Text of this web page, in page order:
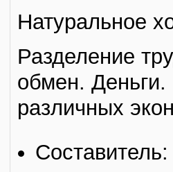
Натуральное
Разделение
обмен. Деньги.
различных
Составитель: